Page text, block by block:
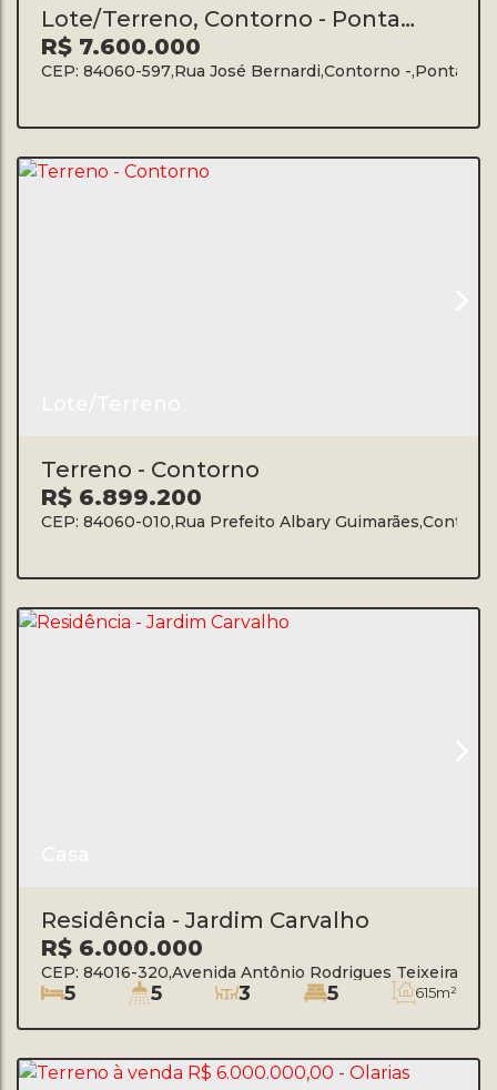
Lote/Terreno, Contorno - Ponta
Grossa
R$7.600.000
CEP: 84060-597,Rua José Bernardi,Contorno ,Ponta
Terreno - Contorno
R$6.899.200
CEP: 84060-010,Rua Prefeito Albary Guimarães,
Residência - Jardim Carvalho
R$6.000.000
CEP: 84016-320,Avenida Antônio Rodrigues Teixeira
5 5 3 5 615m²